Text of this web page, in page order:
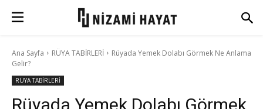
Ana Sayfa RÜYA TABİRLERİ
Rüyada Yemek Dolabı Görmek Ne Anlama
Gelir?
RÜYA TABİRLERİ
Rüyada Yemek Dolabı Görmek